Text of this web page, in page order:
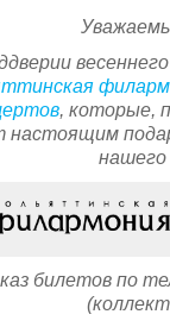
, которые,
настоящим
нашего
билетов по